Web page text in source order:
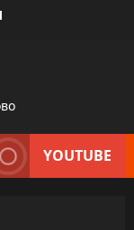
YOUTUBE